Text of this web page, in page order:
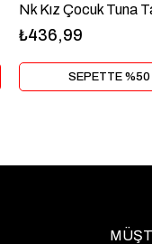
Nk Kız Çocuk Tuna
₺436,99
SEPETTE %50